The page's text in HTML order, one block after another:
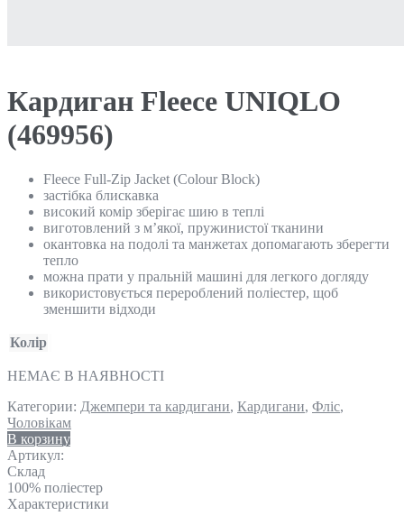
Кардиган Fleece UNIQLO
(469956)
Fleece Full-Zip Jacket (Colour Block)
застібка блискавка
високий комір зберігає шию в теплі
виготовлений з м’якої, пружинистої тканини
окантовка на подолі та манжетах допомагають зберегти
тепло
можна прати у пральній машині для легкого догляду
використовується перероблений поліестер, щоб
зменшити відходи
Колір
НЕМАЄ В НАЯВНОСТІ
Категории: Джемпери та кардигани, Кардигани, Фліс,
Чоловікам
В корзину
Артикул:
Склад
100% поліестер
Характеристики